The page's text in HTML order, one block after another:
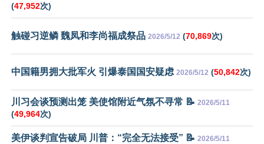
(47,952次)
触碰习逆鳞 魏凤和李尚福成祭品 2026/5/12 (70,869次)
中国籍男拥大批军火 引爆泰国国安疑虑 2026/5/12 (50,842次)
川习会谈预测出笼 美使馆附近气氛不寻常 📝 2026/5/11
(49,964次)
美伊谈判宣告破局 川普：“完全无法接受” 📝 2026/5/11